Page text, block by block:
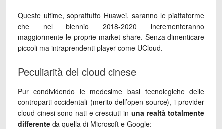
Queste ultime, soprattutto Huawei, saranno le piattaforme
che nel biennio 2018-2020 incrementeranno
maggiormente le proprie market share. Senza dimenticare
piccoli ma intraprendenti player come UCloud.
Peculiarità del cloud cinese
Pur condividendo le medesime basi tecnologiche delle
controparti occidentali (merito dell’open source), i provider
cloud cinesi sono nati e cresciuti in una realtà totalmente
differenteda quella di Microsoft e Google: